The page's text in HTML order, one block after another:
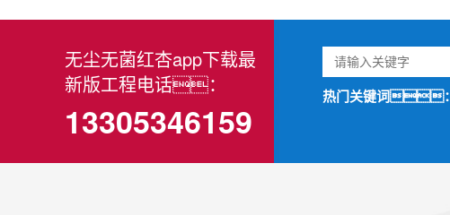
无尘无菌红杏app下载最
新版工程电话：
13305346159
热门关键词：